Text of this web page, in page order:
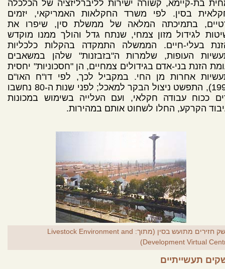
בת-קיימא, קשורה ישירות לליברליזציה של הכלכלה
בסין. לפי משרד החקלאות האמריקאי, יזמים
בתמיכתה המלאה של ממשלת סין, שיפרו את
לגידול מזון צמחי, שנתח גדל והולך ממנו מוקדש
בעלי-חיים. הממשלה התמקדה בהקלות כלכליות
העופות, שלמרות ה"בזבזנות" שלהן במשאבים
הזנת בני-אדם בגידולים צמחיים, הן "חסכוניות" יחסית
אחרות מן החי. במקביל לכך, לפי דו"ח האו"ם
(1998), התפשט ניצול הבקר למאכל; לפני שנות ה-80 נחשבו
ככוח עבודה חקלאי, ועם העלייה בשימוש במכונות
הקרקע, החלו לשחוט אותם במהירות.
משק חזירים מתועש בסין (מתוך: Livestock Environment and
Development Virtual
תעשייתיים